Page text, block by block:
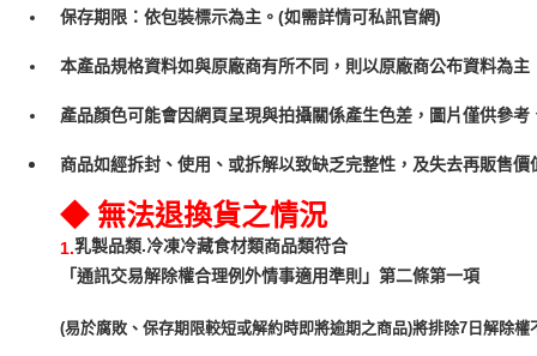
保存期限：依包裝標示為主。(如需詳情可私訊官網)
本產品規格資料如與原廠商有所不同，則以原廠商公布資料為主
產品顏色可能會因網頁呈現與拍攝關係產生色差，圖片僅供參
商品如經拆封、使用、或拆解以致缺乏完整性，及失去再販售
◆ 無法退換貨之情況
1.乳製品類.冷凍冷藏食材類商品類符合
「通訊交易解除權合理例外情事適用準則」第二條第一項
(易於腐敗、保存期限較短或解約時即將逾期之商品)將排除7日解除權